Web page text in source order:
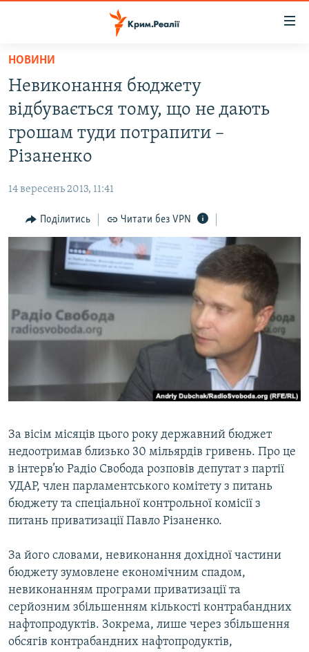
Перейти
основного
матеріалу
Перейти
до
основної
Перейти
пошуку
ВОДА.КРИМ
ВІДЕО ТА ФОТО
ПОЛІТИКА
ПОГЛЯД
ІНТЕРВ'Ю
ВСЕ ЗА ДЕНЬ
СПЕЦПРОЕКТИ
ДЕПОРТАЦІЯ
ВІДЕОУРОКИ «ELIFBE»
УКРАЇНСЬКА ПРОБЛЕМА КРИМУ
ЯК ОБІЙТИ БЛОКУВАННЯ
Русский
Усі сайти RFE/RL
НОВИНИ
Невиконання бюджету
відбувається тому, що не дають
грошам туди потрапити –
Різаненко
14 вересень 2013, 11:41
Поділитись Читати без VPN
За вісім місяців цього року державний бюджет
недоотримав близько 30 мільярдів гривень. Про це
в інтерв’ю Радіо Свобода розповів депутат з партії
УДАР, член парламентського комітету з питань
бюджету та спеціальної контрольної комісії з
питань приватизації Павло Різаненко.
За його словами, невиконання дохідної частини
бюджету зумовлене економічним спадом,
невиконанням програми приватизації та
серйозним збільшенням кількості контрабандних
нафтопродуктів. Зокрема, лише через збільшення
обсягів контрабандних нафтопродуктів,